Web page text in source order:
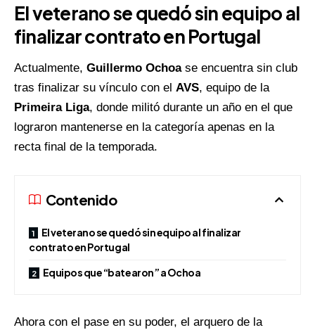
El veterano se quedó sin equipo al
finalizar contrato en Portugal
Actualmente, Guillermo Ochoase encuentra sin club
tras finalizar su vínculo con el AVS, equipo de la
Primeira Liga, donde militó durante un año en el que
lograron mantenerse en la categoría apenas en la
recta final de la temporada.
Contenido
El veterano se quedó sin equipo al finalizar
contrato en Portugal
Equipos que “batearon” a Ochoa
Ahora con el pase en su poder, el arquero de la